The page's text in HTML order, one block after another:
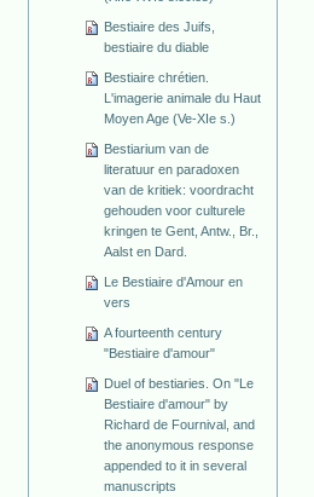
Bestiaire des Juifs,
bestiaire du diable
Bestiaire chrétien.
L'imagerie animale du Haut
Moyen Age (Ve-XIe s.)
Bestiarium van de
literatuur en paradoxen
van de kritiek: voordracht
gehouden voor culturele
kringen te Gent, Antw., Br.,
Aalst en Dard.
Le Bestiaire d'Amour en
vers
A fourteenth century
"Bestiaire d'amour"
Duel of bestiaries. On "Le
Bestiaire d'amour" by
Richard de Fournival, and
the anonymous response
appended to it in several
manuscripts